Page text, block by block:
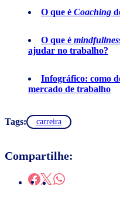
O que é Coaching
O que é
ajudar no trabalho?
Infográfico: como
mercado de trabalho
Tags: carreira
Compartilhe: